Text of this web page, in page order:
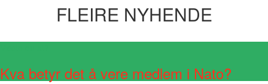
FLEIRE NYHENDE
Kva betyr det å vere medlem i Nato?